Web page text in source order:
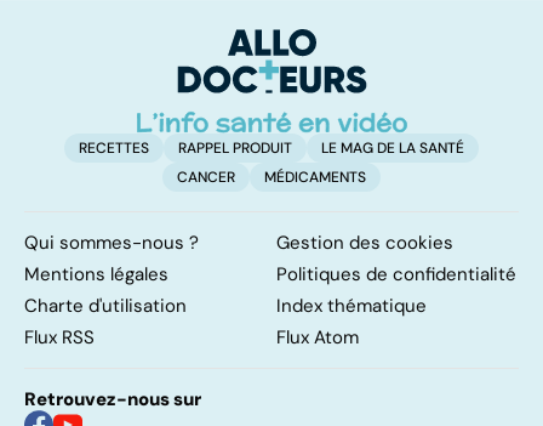
RECETTES RAPPEL PRODUIT
LE MAG DE LA SANTÉ
CANCER
MÉDICAMENTS
Qui sommes-nous ?
Gestion des cookies
Mentions légales
Politiques de confidentialité
Charte d'utilisation
Index thématique
Flux RSS
Flux Atom
Retrouvez-nous sur